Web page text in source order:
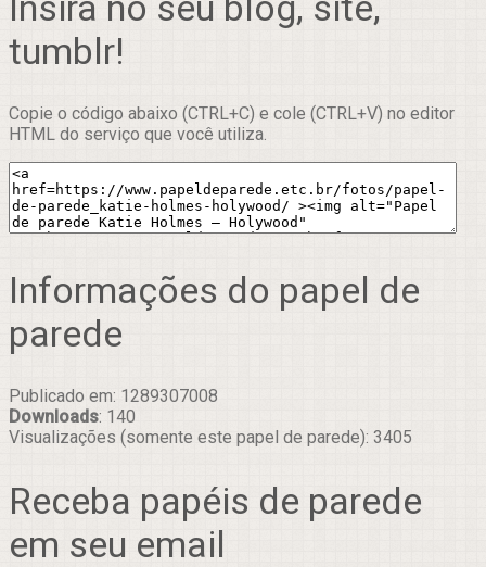
tumblr!
Copie o código abaixo (CTRL+C) e cole (CTRL+V) no editor
HTML do serviço que você utiliza.
Informações do papel de
parede
Publicado em: 1289307008
Downloads: 140
Visualizações (somente este papel de parede): 3405
Receba papéis de parede
em seu email